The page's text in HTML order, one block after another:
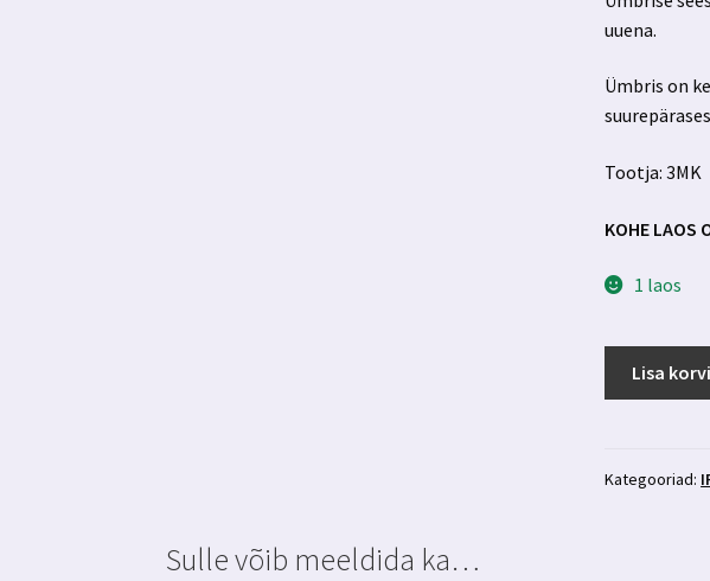
uuena.
Ümbris on
Tootja: 3MK
KOHE
1 laos
must
Lisa korvi
Kategooriad:
Sulle võib meeldida ka…